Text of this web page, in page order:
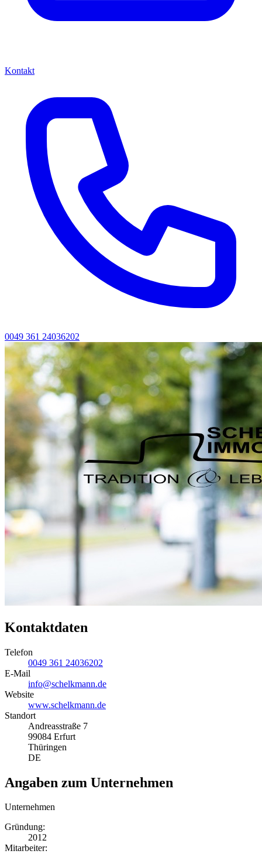
Kontakt
0049 361 24036202
Kontaktdaten
Telefon
0049 361 24036202
E-Mail
info@schelkmann.de
Website
www.schelkmann.de
Standort
Andreasstraße 7
99084 Erfurt
Thüringen
DE
Angaben zum Unternehmen
Unternehmen
Gründung:
2012
Mitarbeiter: